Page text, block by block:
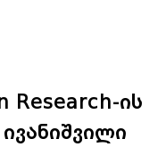
Research-ის